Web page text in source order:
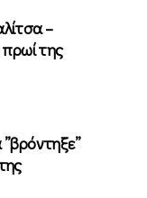
–
πρωί της